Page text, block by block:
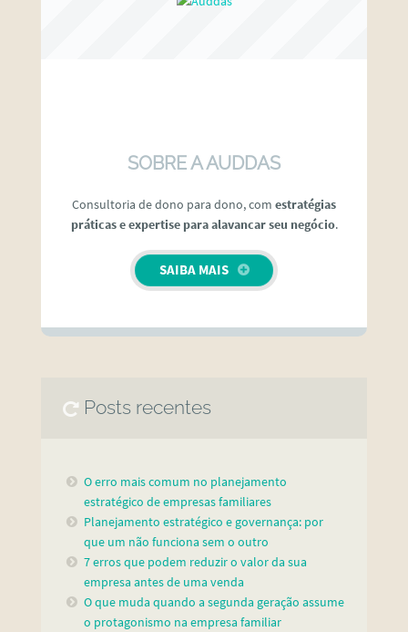
SOBRE A AUDDAS
Consultoria de dono para dono, com estratégias
práticas e expertise para alavancar seu negócio.
SAIBA MAIS
Posts recentes
O erro mais comum no planejamento
estratégico de empresas familiares
Planejamento estratégico e governança: por
que um não funciona sem o outro
7 erros que podem reduzir o valor da sua
empresa antes de uma venda
O que muda quando a segunda geração assume
o protagonismo na empresa familiar